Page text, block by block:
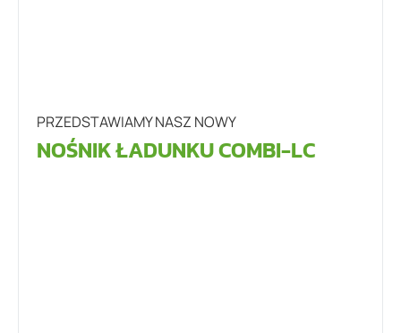
PRZEDSTAWIAMY NASZ NOWY
NOŚNIK ŁADUNKU COMBI-LC